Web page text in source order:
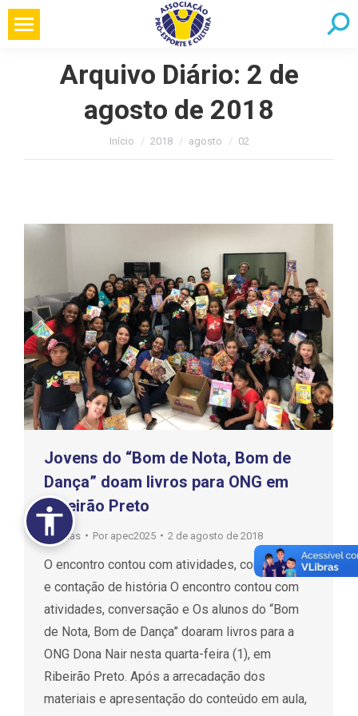
Pular
para
Arquivo Diário: 2 de
agosto de 2018
Você está aqui:
Início 2018 agosto 02
Jovens do “Bom de Nota, Bom de
Dança” doam livros para ONG em
Ribeirão Preto
notícias Por apec2025 2 de agosto de 2018
O encontro contou com atividades, conversação
e contação de história O encontro contou com
atividades, conversação e Os alunos do “Bom
de Nota, Bom de Dança” doaram livros para a
ONG Dona Nair nesta quarta-feira (1), em
Ribeirão Preto. Após a arrecadação dos
materiais e apresentação do conteúdo em aula,